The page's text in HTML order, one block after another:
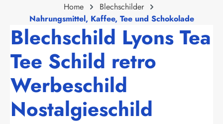
Home
Blechschilder
Nahrungsmittel, Kaffee, Tee und Schokolade
Blechschild Lyons Tea
Tee Schild retro
Werbeschild
Nostalgieschild